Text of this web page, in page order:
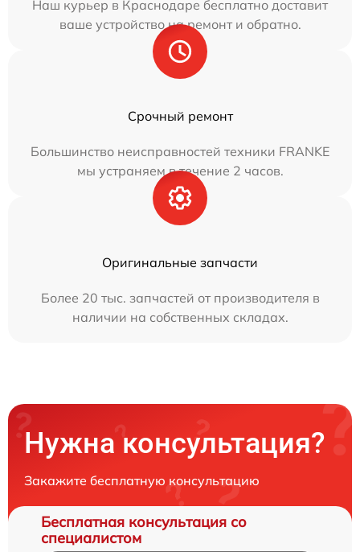
Наш курьер в Краснодаре бесплатно доставит
ваше устройство на ремонт и обратно.
Срочный ремонт
Большинство неисправностей техники FRANKE
мы устраняем в течение 2 часов.
Оригинальные запчасти
Более 20 тыс. запчастей от производителя в
наличии на собственных складах.
Нужна консультация?
Закажите бесплатную консультацию
Бесплатная консультация со
специалистом